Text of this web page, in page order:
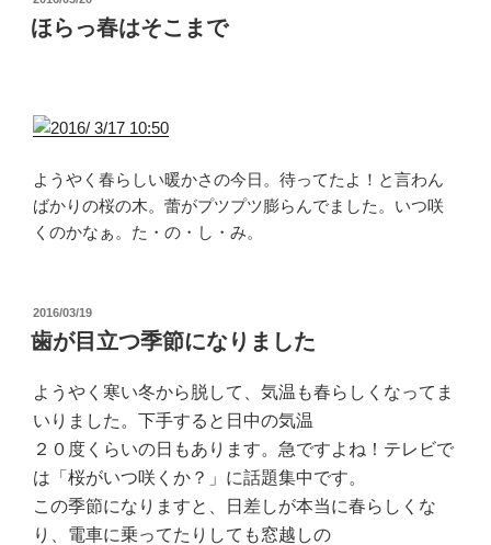
稿
日:
ほらっ春はそこまで
ようやく春らしい暖かさの今日。待ってたよ！と言わん
ばかりの桜の木。蕾がプツプツ膨らんでました。いつ咲
くのかなぁ。た・の・し・み。
投
稿
日:
2016/03/19
歯が目立つ季節になりました
ようやく寒い冬から脱して、気温も春らしくなってま
いりました。下手すると日中の気温
２０度くらいの日もあります。急ですよね！テレビで
は「桜がいつ咲くか？」に話題集中です。
この季節になりますと、日差しが本当に春らしくな
り、電車に乗ってたりしても窓越しの